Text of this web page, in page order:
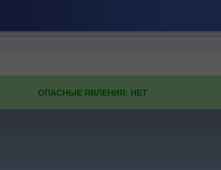
ОПАСНЫЕ ЯВЛЕНИЯ: НЕТ